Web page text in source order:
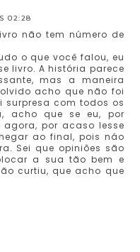
02:28
não tem número de
o que você falou, eu
livro. A história parece
mas a maneira
acho que não foi
surpresa com todos os
acho que se eu, por
por acaso lesse
ao final, pois náo
Sei que opiniões são
a sua tão bem e
curtiu, que acho que